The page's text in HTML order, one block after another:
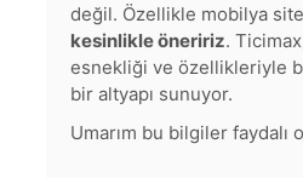
değil. Özellikle mobilya
kesinlikle öneririz.
esnekliği ve özellikleriyle
bir altyapı sunuyor.
Umarım bu bilgiler faydalı